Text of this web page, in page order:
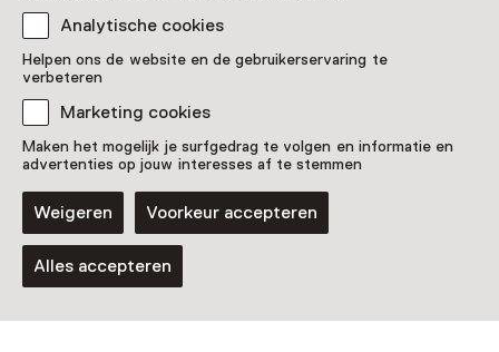
Analytische cookies
Helpen ons de website en de gebruikerservaring te
verbeteren
Marketing cookies
Maken het mogelijk je surfgedrag te volgen en informatie en
advertenties op jouw interesses af te stemmen
Weigeren Voorkeur accepteren
Alles accepteren
Vaste collectie
Antipiraterijmissies in Somalië